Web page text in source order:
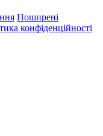
Поширені
конфіденційності